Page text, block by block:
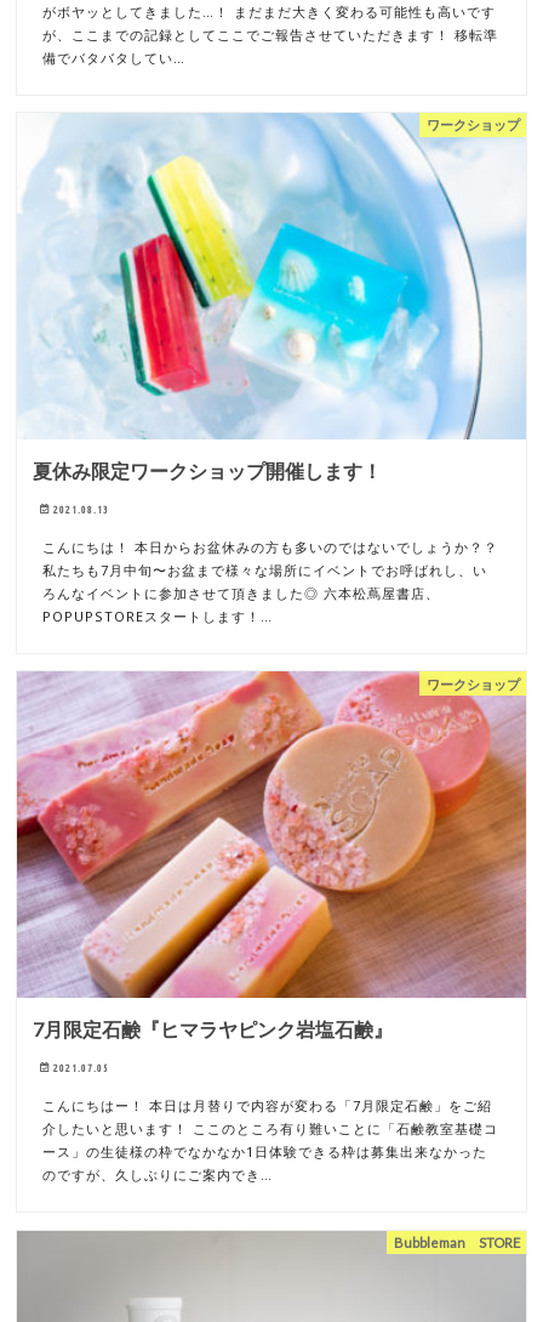
がボヤッとしてきました…！ まだまだ大きく変わる可能性も高いです
が、ここまでの記録としてここでご報告させていただきます！ 移転準
備でバタバタしてい…
ワークショップ
夏休み限定ワークショップ開催します！
2021.08.13
こんにちは！ 本日からお盆休みの方も多いのではないでしょうか？？
私たちも7月中旬〜お盆まで様々な場所にイベントでお呼ばれし、い
ろんなイベントに参加させて頂きました◎ 六本松蔦屋書店、
POPUPSTOREスタートします！…
ワークショップ
7月限定石鹸『ヒマラヤピンク岩塩石鹸』
2021.07.05
こんにちはー！ 本日は月替りで内容が変わる「7月限定石鹸」をご紹
介したいと思います！ ここのところ有り難いことに「石鹸教室基礎コ
ース」の生徒様の枠でなかなか1日体験できる枠は募集出来なかった
のですが、久しぶりにご案内でき…
Bubbleman STORE